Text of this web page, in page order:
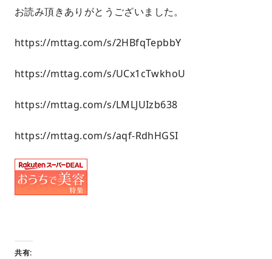
お読み頂きありがとうございました。
https://mttag.com/s/2HBfqTepbbY
https://mttag.com/s/UCx1cTwkhoU
https://mttag.com/s/LMLJUIzb638
https://mttag.com/s/aqf-RdhHGSI
共有: